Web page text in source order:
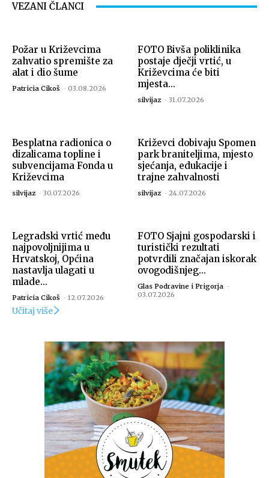
VEZANI ČLANCI
Požar u Križevcima
zahvatio spremište za
alat i dio šume
Patricia Cikoš - 03.08.2026
FOTO Bivša poliklinika
postaje dječji vrtić, u
Križevcima će biti
mjesta...
silvijaz - 31.07.2026
Besplatna radionica o
dizalicama topline i
subvencijama Fonda u
Križevcima
silvijaz - 30.07.2026
Križevci dobivaju Spomen
park braniteljima, mjesto
sjećanja, edukacije i
trajne zahvalnosti
silvijaz - 24.07.2026
Legradski vrtić među
najpovoljnijima u
Hrvatskoj, Općina
nastavlja ulagati u
mlade...
Patricia Cikoš - 12.07.2026
FOTO Sjajni gospodarski i
turistički rezultati
potvrdili značajan iskorak
ovogodišnjeg...
Glas Podravine i Prigorja -
03.07.2026
Učitaj više